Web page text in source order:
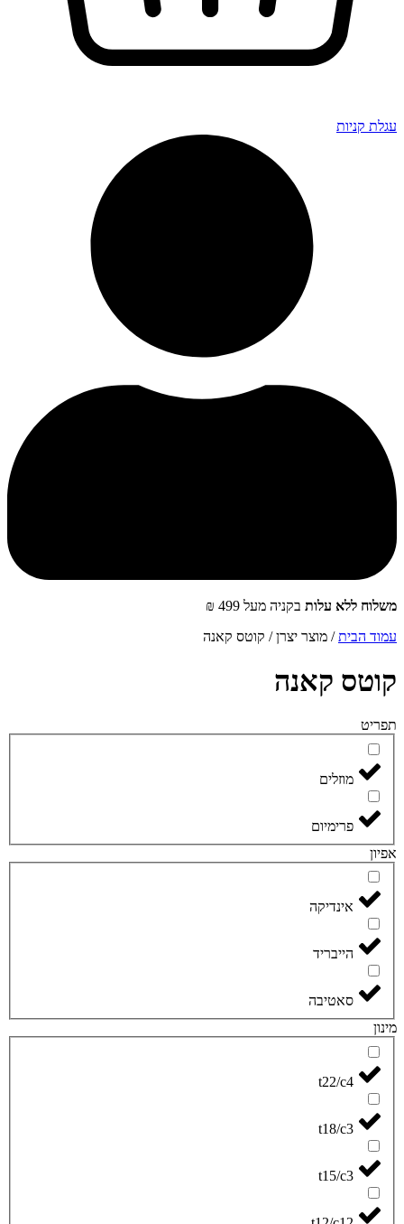
קניות
ללא עלותבקניה מעל 499 ₪
הבית/ מוצר יצרן / ‮קוטס קאנה‬
קאנה‬
מוזלים
פרימיום
אינדיקה
הייבריד
סאטיבה
t22/c4
t18/c3
t15/c3